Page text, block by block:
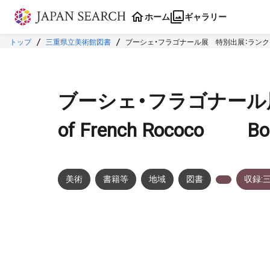
本文に飛ぶ
ホーム ギャラリー
トップ 三重県立美術館図書 ブーシェ・フラゴナール展 特別出展：
ブーシェ・フラゴナー
of French Rococo
美術 書籍等 地域 図書 収録: